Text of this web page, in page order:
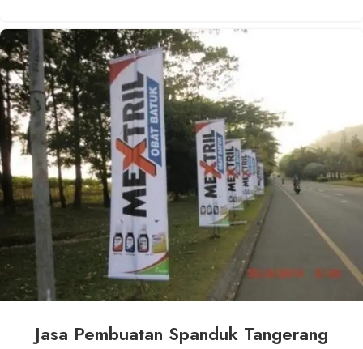
Jasa Pembuatan Spanduk Tangerang